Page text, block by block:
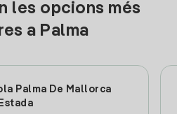
les opcions més
a Palma
Palma De Mallorca